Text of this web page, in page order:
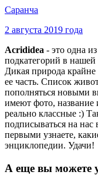
Саранча
2 августа 2019 года
Acrididea - это одна
подкатегорий в
Дикая природа крайне
ее часть. Список
пополняться новыми
имеют фото, название
реально классные :)
подписываться на нас
первыми узнаете,
энциклопедии. Удачи!
А еще вы можете